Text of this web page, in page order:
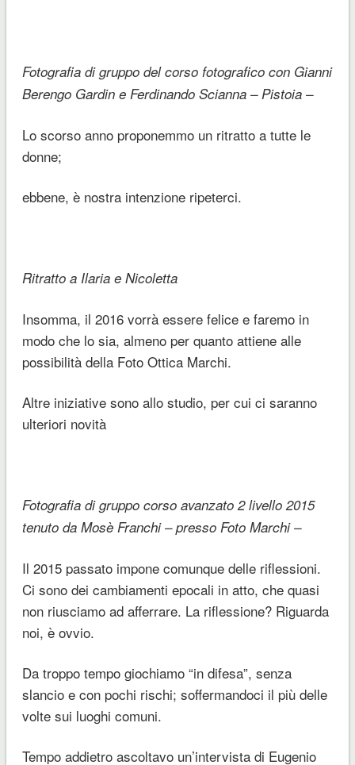
Fotografia di gruppo del corso fotografico con Gianni
Berengo Gardin e Ferdinando Scianna – Pistoia –
Lo scorso anno proponemmo un ritratto a tutte le
donne;
ebbene, è nostra intenzione ripeterci.
Ritratto a Ilaria e Nicoletta
Insomma, il 2016 vorrà essere felice e faremo in
modo che lo sia, almeno per quanto attiene alle
possibilità della Foto Ottica Marchi.
Altre iniziative sono allo studio, per cui ci saranno
ulteriori novità
Fotografia di gruppo corso avanzato 2 livello 2015
tenuto da Mosè Franchi – presso Foto Marchi –
Il 2015 passato impone comunque delle riflessioni.
Ci sono dei cambiamenti epocali in atto, che quasi
non riusciamo ad afferrare. La riflessione? Riguarda
noi, è ovvio.
Da troppo tempo giochiamo “in difesa”, senza
slancio e con pochi rischi; soffermandoci il più delle
volte sui luoghi comuni.
Tempo addietro ascoltavo un’intervista di Eugenio